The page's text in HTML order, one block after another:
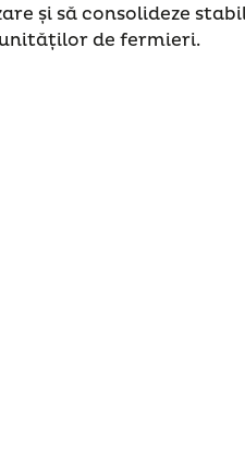
și să consolideze
de fermieri.